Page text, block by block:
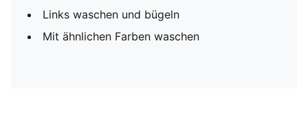
Links waschen und bügeln
Mit ähnlichen Farben waschen